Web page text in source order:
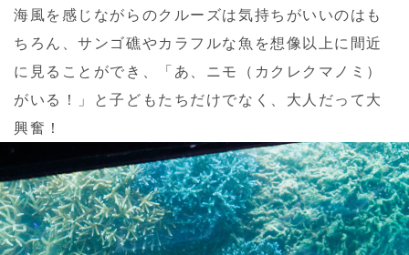
海風を感じながらのクルーズは気持ちがいいのはも
ちろん、サンゴ礁やカラフルな魚を想像以上に間近
に見ることができ、「あ、ニモ（カクレクマノミ）
がいる！」と子どもたちだけでなく、大人だって大
興奮！